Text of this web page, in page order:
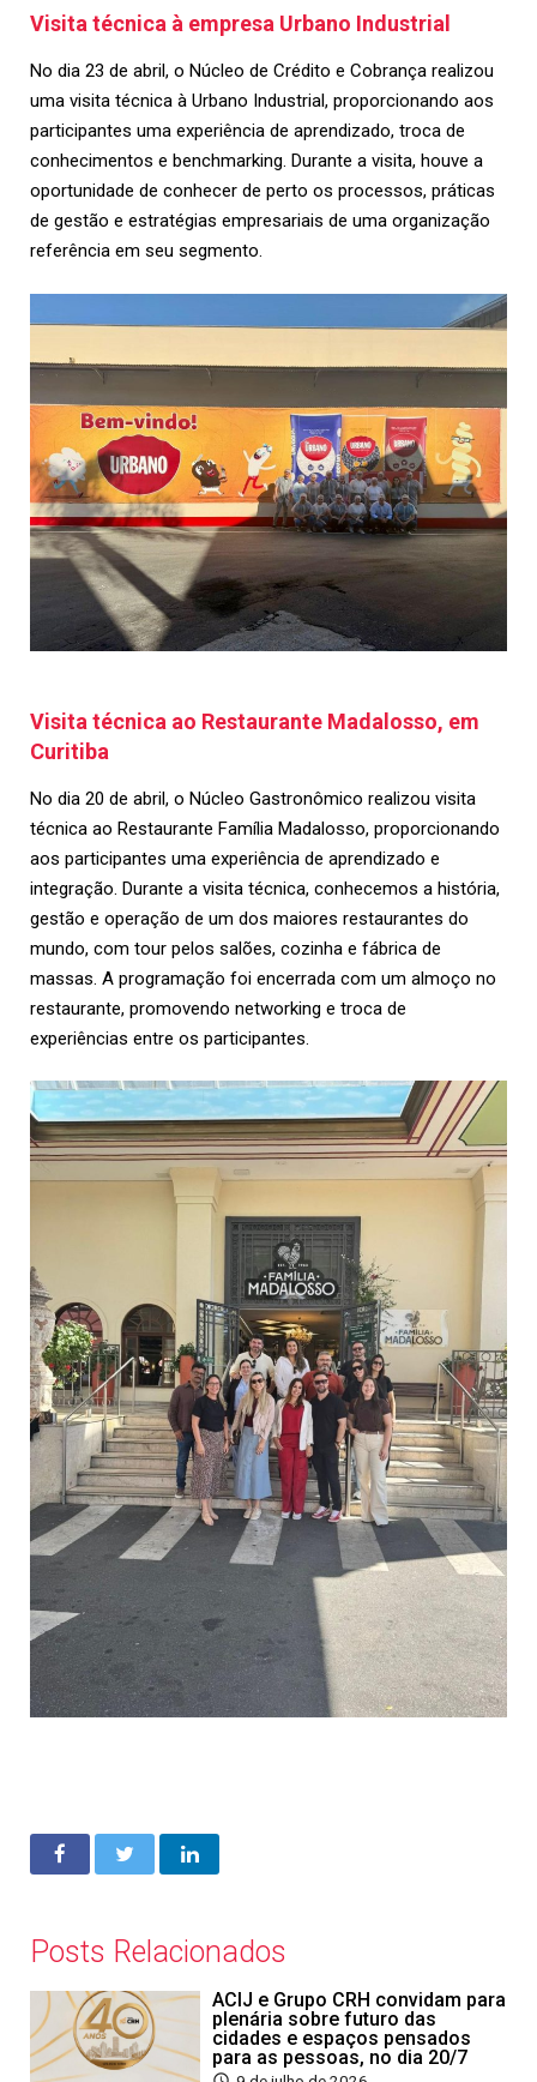
Visita técnica à empresa Urbano Industrial
No dia 23 de abril, o Núcleo de Crédito e Cobrança realizou
uma visita técnica à Urbano Industrial, proporcionando aos
participantes uma experiência de aprendizado, troca de
conhecimentos e benchmarking. Durante a visita, houve a
oportunidade de conhecer de perto os processos, práticas
de gestão e estratégias empresariais de uma organização
referência em seu segmento.
Visita técnica ao Restaurante Madalosso, em
Curitiba
No dia 20 de abril, o Núcleo Gastronômico realizou visita
técnica ao Restaurante Família Madalosso, proporcionando
aos participantes uma experiência de aprendizado e
integração. Durante a visita técnica, conhecemos a história,
gestão e operação de um dos maiores restaurantes do
mundo, com tour pelos salões, cozinha e fábrica de
massas. A programação foi encerrada com um almoço no
restaurante, promovendo networking e troca de
experiências entre os participantes.
Posts Relacionados
ACIJ e Grupo CRH convidam para
plenária sobre futuro das
cidades e espaços pensados
para as pessoas, no dia 20/7